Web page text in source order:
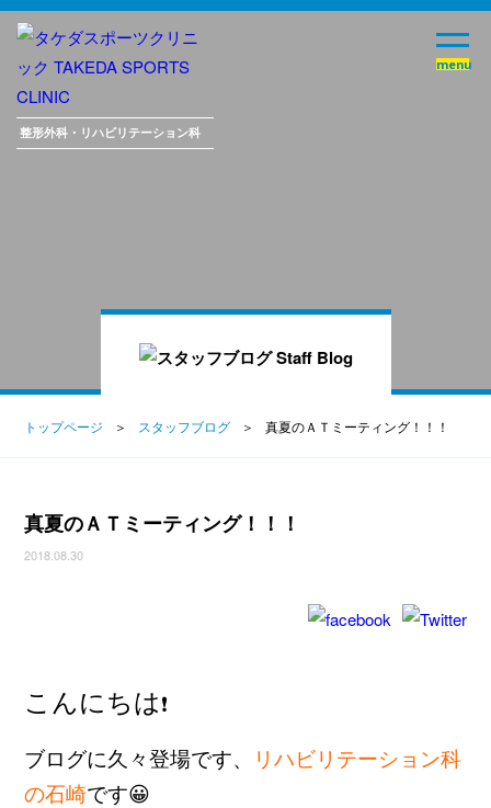
整形外科・ リハビリテーション科
トップページ スタッフブログ 真夏のＡＴミーティング！！！
真夏のＡＴミーティング！！！
2018.08.30
こんにちは❗
ブログに久々登場です、
リハビリテーション科
の石崎です😀